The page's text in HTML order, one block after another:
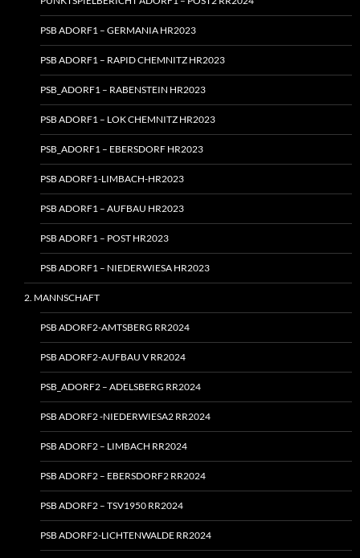
PSB ADORF1 – GERMANIA HR2023
PSB ADORF1 – RAPID CHEMNITZ HR2023
PSB_ADORF1 – RABENSTEIN HR2023
PSB ADORF1 – LOK CHEMNITZ HR2023
PSB_ADORF1 – EBERSDORF HR2023
PSB ADORF1-LIMBACH-HR2023
PSB ADORF1 – AUFBAU HR2023
PSB ADORF1 – POST HR2023
PSB ADORF1 – NIEDERWIESA HR2023
2. MANNSCHAFT
PSB ADORF2-AMTSBERG RR2024
PSB ADORF2-AUFBAU V RR2024
PSB_ADORF2 – ADELSBERG RR2024
PSB ADORF2 ‑NIEDERWIESA2 RR2024
PSB ADORF2 – LIMBACH RR2024
PSB ADORF2 – EBERSDORF2 RR2024
PSB ADORF2 – TSV1950 RR2024
PSB ADORF2-LICHTENWALDE RR2024